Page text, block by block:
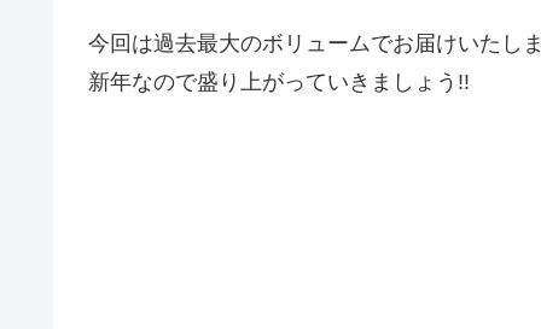
今回は過去最大のボリュームでお届けいたし
新年なので盛り上がっていきましょう!!